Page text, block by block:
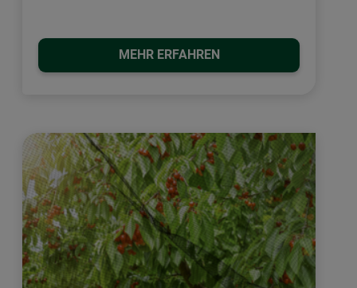
MEHR ERFAHREN